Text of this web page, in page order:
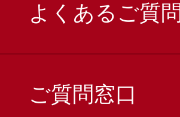
よくあるご質問
ご質問窓口